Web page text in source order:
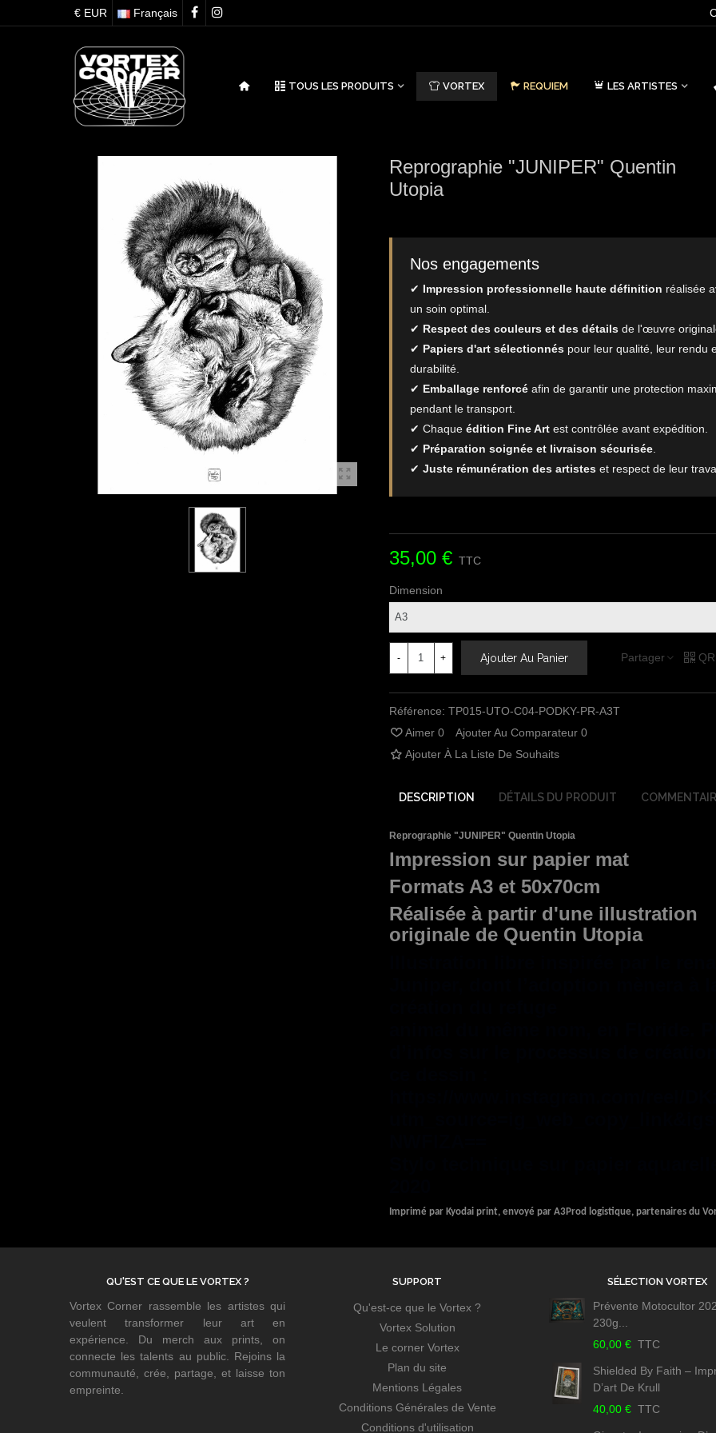
€ EUR Français
TOUS LES PRODUITS VORTEX REQUIEM LES ARTISTES
Reprographie "JUNIPER" Quentin
Utopia
Nos engagements
✔ Impression professionnelle haute définition réalisée
un soin optimal.
✔ Respect des couleurs et des détailsde l'œuvre
✔ Papiers d'art sélectionnéspour leur qualité, leur rendu
durabilité.
✔ Emballage renforcéafin de garantir une protection
pendant le transport.
✔ Chaque édition Fine Artest contrôlée avant expédition.
✔ Préparation soignée et livraison sécurisée.
✔ Juste rémunération des artisteset respect de leur
35,00 € TTC
Dimension
- + Ajouter Au Panier Partager
Référence: TP015-UTO-C04-PODKY-PR-A3T
Aimer 0 Ajouter Au Comparateur 0
Ajouter À La Liste De Souhaits
DESCRIPTION DÉTAILS DU PRODUIT
Reprographie "JUNIPER" Quentin Utopia
Impression sur papier mat
Formats A3 et 50x70cm
Réalisée à partir d'une illustration
originale de Quentin Utopia
Imprimé par Kyodai print, envoyé par A3Prod logistique, partenaires du
QU'EST CE QUE LE VORTEX ?
Vortex Corner rassemble les artistes qui
veulent transformer leur art en
expérience. Du merch aux prints, on
connecte les talents au public. Rejoins la
communauté, crée, partage, et laisse ton
empreinte.
SUPPORT
Qu'est-ce que le Vortex ?
Vortex Solution
Le corner Vortex
Plan du site
Mentions Légales
Conditions Générales de Vente
Conditions d'utilisation
SÉLECTION VORTEX
Prévente Motocultor
230g...
60,00 € TTC
Shielded By Faith –
D’art De Krull
40,00 € TTC